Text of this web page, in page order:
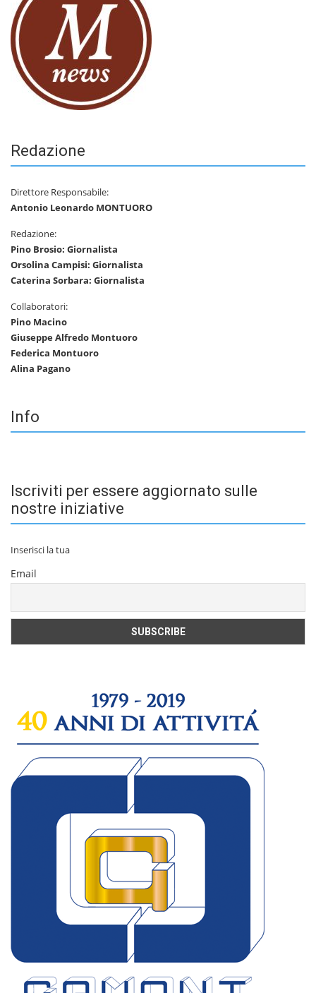
Redazione
Direttore Responsabile:
Antonio Leonardo MONTUORO
Redazione:
Pino Brosio: Giornalista
Orsolina Campisi: Giornalista
Caterina Sorbara: Giornalista
Collaboratori:
Pino Macino
Giuseppe Alfredo Montuoro
Federica Montuoro
Alina Pagano
Info
Iscriviti per essere aggiornato sulle
nostre iniziative
Inserisci la tua
Email